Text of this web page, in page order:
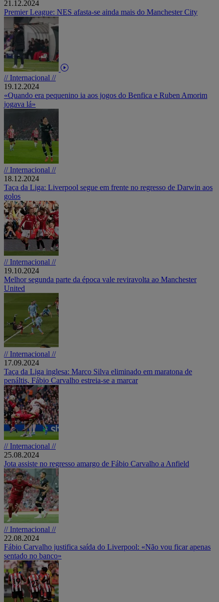
21.12.2024
Premier League: NES afasta-se ainda mais do Manchester City
// Internacional //
19.12.2024
«Quando era pequenino ia aos jogos do Benfica e Ruben Amorim
jogava lá»
// Internacional //
18.12.2024
Taça da Liga: Liverpool segue em frente no regresso de Darwin aos
golos
// Internacional //
19.10.2024
Melhor segunda parte da época vale reviravolta ao Manchester
United
// Internacional //
17.09.2024
Taça da Liga inglesa: Marco Silva eliminado em maratona de
penáltis, Fábio Carvalho estreia-se a marcar
// Internacional //
25.08.2024
Jota assiste no regresso amargo de Fábio Carvalho a Anfield
// Internacional //
22.08.2024
Fábio Carvalho justifica saída do Liverpool: «Não vou ficar apenas
sentado no banco»